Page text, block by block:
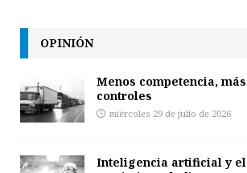
OPINIÓN
Menos competencia, más
controles
miércoles 29 de julio de 2026
Inteligencia artificial y el